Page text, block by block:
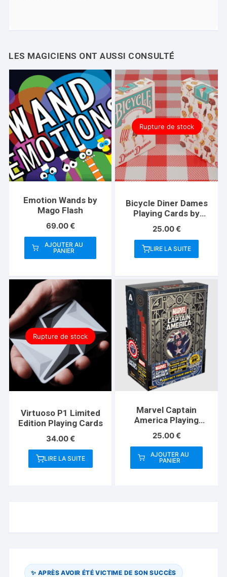
Emotion Wands by
Mago Flash
69.00€
AJOUTER AU
PANIER
Rupture de stock
Bicycle Diner Dames
Playing Cards by
Kelly Gilleran
25.00€
LIRE LA SUITE
Rupture de stock
Virtuoso P1 Limited
Edition Playing Cards
34.00€
LIRE LA SUITE
Marvel Captain
America Playing
Cards (Plus Card
Guard)
25.00€
AJOUTER AU
PANIER
✨ APRÈS AVOIR ÉTÉ VICTIME DE SON SUCCÈS